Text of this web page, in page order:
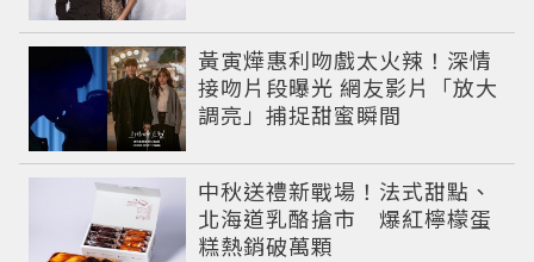
黃寅燁惠利吻戲太火辣！深情
接吻片段曝光 網友影片「放大
調亮」捕捉甜蜜瞬間
中秋送禮新戰場！法式甜點、
北海道乳酪搶市 爆紅檸檬蛋
糕熱銷破萬顆